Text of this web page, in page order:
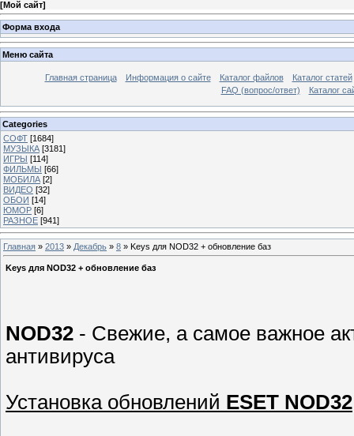
[Мой сайт]
Форма входа
Меню сайта
Главная страница Информация о сайте Каталог файлов
Каталог статей
FAQ (вопрос/ответ)
Каталог
Categories
СОФТ [1684]
МУЗЫКА [3181]
ИГРЫ [114]
ФИЛЬМЫ [66]
МОБИЛА [2]
ВИДЕО [32]
ОБОИ [14]
ЮМОР [6]
РАЗНОЕ [941]
Главная » 2013 » Декабрь » 8 » Keys для NOD32 + обновление баз
Keys для NOD32 + обновление баз
NOD32 - Свежие, а самое важное
антивируса
Установка обновлений ESET NOD32